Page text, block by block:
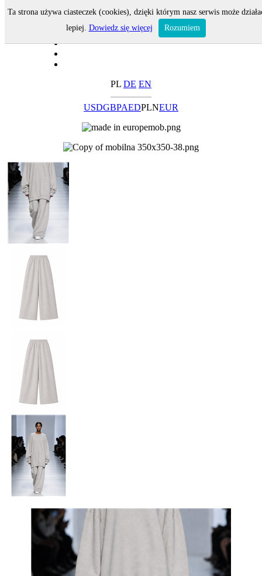
PL DE EN
USDGBPAEDPLNEUR
Ta strona używa ciasteczek (cookies), dzięki którym nasz serwis może
lepiej. Dowiedz się więcej Rozumiem